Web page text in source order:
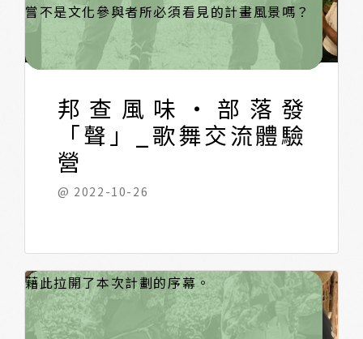
邦查風味・部落發
「聲」_歌舞交流體驗
營
@ 2022-10-26
身，我ChangeMaker計畫裡反思過往經手的社
造計畫，我後來發現地方民眾「不需要無
「味」的『工作坊、課程』」，何以見得，地
還有家事需要兼顧，讓他們來參與課程形式，
只會造成民眾們的困擾，畢竟，你要這些長輩
來作為地方參與，他們勢必放下手邊工作，或
許有人會說：「六日啊，放假可以參與」，你
跟傳統產業的人說這句話，其實也是一種傷
景，長輩們開始拿起吉他，領唱著古調、林班
歌曲，我發現沒有什麼是不能Am的，部落婦女
也自然開始跳起舞來，原來，沒有絕對的流程
嘗不是文化參與者所必須看見的計畫風景嗎？
，經過青年調查之後，我發現青年部分都不是
花蓮人，本身對於地方也較為陌生，於是我們
就進行了部落巡禮本次的工作坊。
仁里這個地方位於花蓮市與吉安鄉的交界之
處，說都市也不像，說是郊區也不見得，但這
裡確確實實是仁里部落的居住地，也就是我們
巡禮當天剛好在臨近的吉安車站旁，有吉安鄉
阿美文物館，當月的展覽為「來自部落地方聲
中下午時，我們帶領志工青年到我們的部落據
點「鼓睦德樂活園區」，這園區為我與地方民
眾、青年，一起攜手打造出來的地方空間，也
老師與青年我們分享，早期的Taluan（工寮）
營造方式，還有進行園區的食農教育，最後也
跟我們分享地方的樂具，也是來自於阿美族的
藉此拉開了本次計劃的序幕。